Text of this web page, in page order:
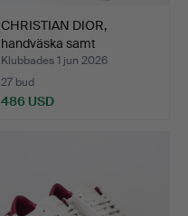
CHRISTIAN DIOR,
handväska samt
portmonnä, …
Klubbades 1 jun 2026
27 bud
486 USD